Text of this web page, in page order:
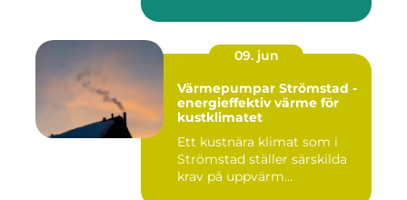
09. jun
Värmepumpar Strömstad -
energieffektiv värme för
kustklimatet
Ett kustnära klimat som i
Strömstad ställer särskilda
krav på uppvärm...